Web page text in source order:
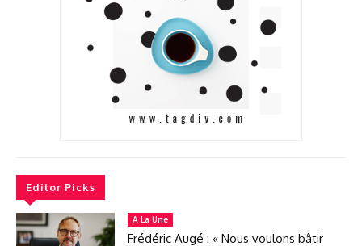
Editor Picks
A La Une
Frédéric Augé : « Nous voulons bâtir